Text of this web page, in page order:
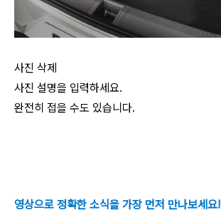
사진 삭제
사진 설명을 입력하세요.
완전히 접을 수도 있습니다.
영상으로 정확한 소식을 가장 먼저 만나보세요!